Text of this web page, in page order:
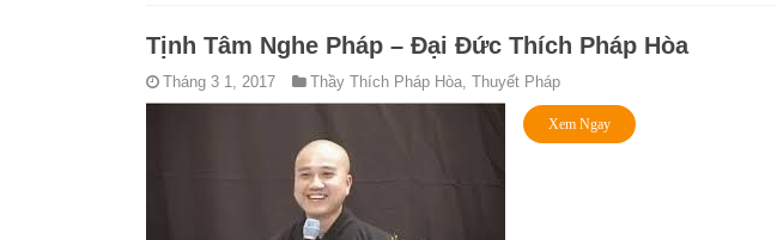
Tịnh Tâm Nghe Pháp – Đại Đức Thích Pháp Hòa
Tháng 3 1, 2017 Thầy Thích Pháp Hòa Thuyết Pháp
Xem Ngay